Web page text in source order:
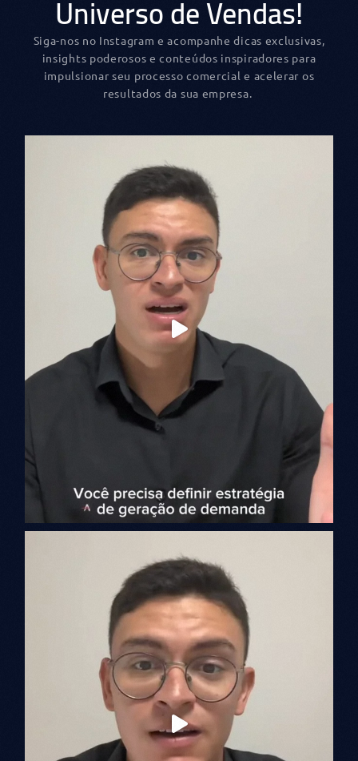
Universo de Vendas!
Siga-nos no Instagram e acompanhe dicas exclusivas,
insights poderosos e conteúdos inspiradores para
impulsionar seu processo comercial e acelerar os
resultados da sua empresa.